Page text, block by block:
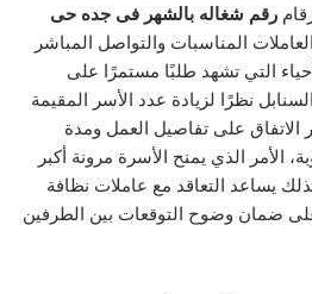
رقم شغاله بالشهر فى جده حى
المناسبات والتواصل المباشر
التي تشهد طلبًا مستمرًا على
نظرًا لزيادة عدد الأسر المقيمة
الاتفاق على تفاصيل العمل ومدة
الأمر الذي يمنح الأسرة مرونة أكبر
يساعد التعاقد مع عاملات نظافة
ضمان وضوح التوقعات بين الطرفين